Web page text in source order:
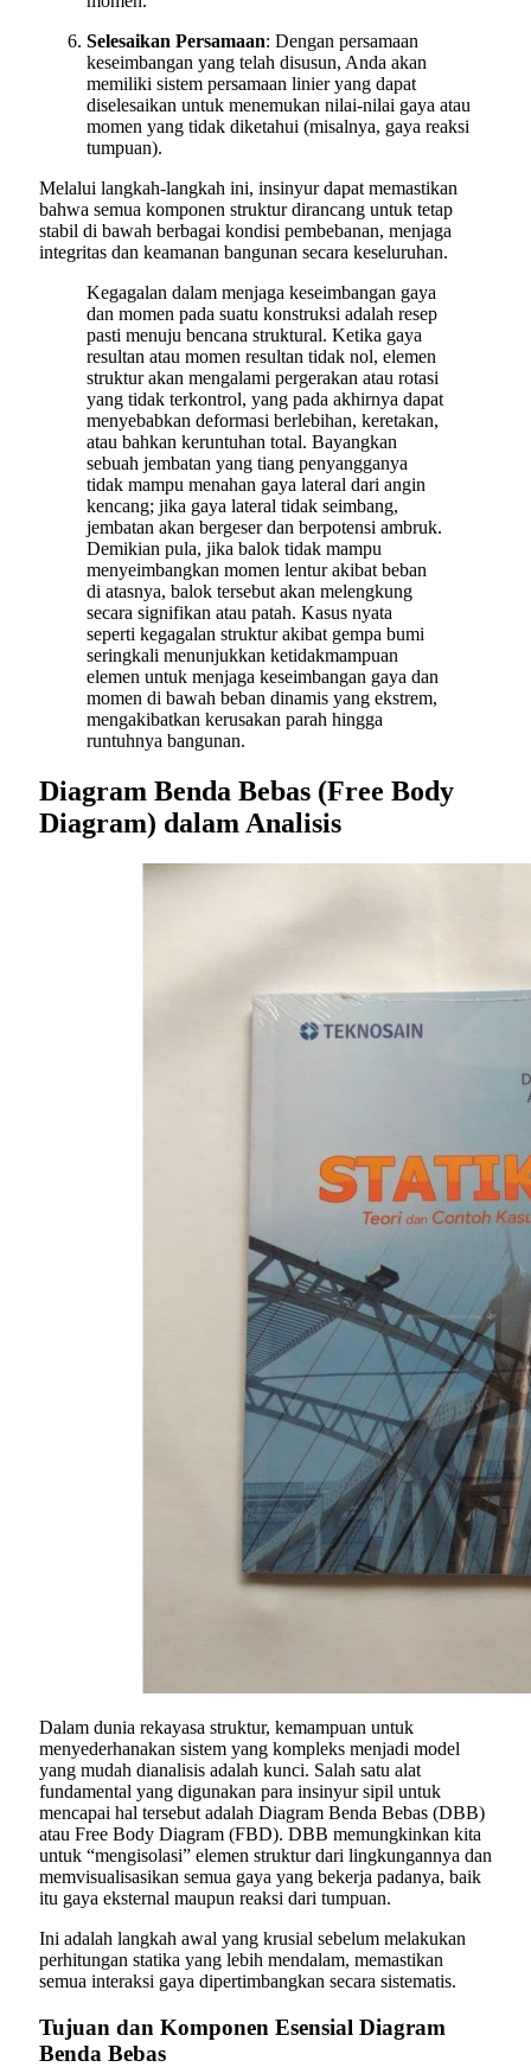
Selesaikan Persamaan: Dengan persamaan
keseimbangan yang telah disusun, Anda akan
memiliki sistem persamaan linier yang dapat
diselesaikan untuk menemukan nilai-nilai gaya atau
momen yang tidak diketahui (misalnya, gaya reaksi
tumpuan).
Melalui langkah-langkah ini, insinyur dapat memastikan
bahwa semua komponen struktur dirancang untuk tetap
stabil di bawah berbagai kondisi pembebanan, menjaga
integritas dan keamanan bangunan secara keseluruhan.
Kegagalan dalam menjaga keseimbangan gaya
dan momen pada suatu konstruksi adalah resep
pasti menuju bencana struktural. Ketika gaya
resultan atau momen resultan tidak nol, elemen
struktur akan mengalami pergerakan atau rotasi
yang tidak terkontrol, yang pada akhirnya dapat
menyebabkan deformasi berlebihan, keretakan,
atau bahkan keruntuhan total. Bayangkan
sebuah jembatan yang tiang penyangganya
tidak mampu menahan gaya lateral dari angin
kencang; jika gaya lateral tidak seimbang,
jembatan akan bergeser dan berpotensi ambruk.
Demikian pula, jika balok tidak mampu
menyeimbangkan momen lentur akibat beban
di atasnya, balok tersebut akan melengkung
secara signifikan atau patah. Kasus nyata
seperti kegagalan struktur akibat gempa bumi
seringkali menunjukkan ketidakmampuan
elemen untuk menjaga keseimbangan gaya dan
momen di bawah beban dinamis yang ekstrem,
mengakibatkan kerusakan parah hingga
runtuhnya bangunan.
Diagram Benda Bebas (Free Body
Diagram) dalam Analisis
Dalam dunia rekayasa struktur, kemampuan untuk
menyederhanakan sistem yang kompleks menjadi model
yang mudah dianalisis adalah kunci. Salah satu alat
fundamental yang digunakan para insinyur sipil untuk
mencapai hal tersebut adalah Diagram Benda Bebas (DBB)
atau Free Body Diagram (FBD). DBB memungkinkan kita
untuk “mengisolasi” elemen struktur dari lingkungannya dan
memvisualisasikan semua gaya yang bekerja padanya, baik
itu gaya eksternal maupun reaksi dari tumpuan.
Ini adalah langkah awal yang krusial sebelum melakukan
perhitungan statika yang lebih mendalam, memastikan
semua interaksi gaya dipertimbangkan secara sistematis.
Tujuan dan Komponen Esensial Diagram
Benda Bebas